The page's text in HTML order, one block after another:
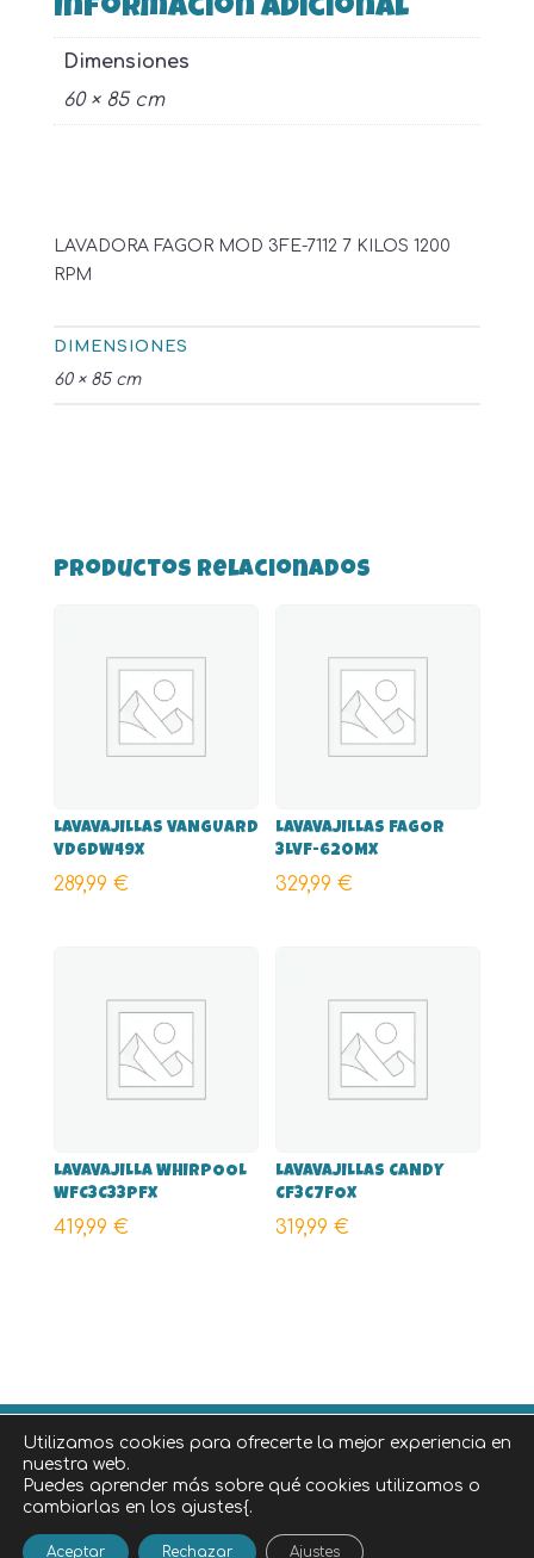
Información adicional
Dimensiones
60 × 85 cm
LAVADORA FAGOR MOD 3FE-7112 7 KILOS 1200
RPM
DIMENSIONES
60 × 85 cm
Productos relacionados
LAVAVAJILLAS VANGUARD
VD6DW49X
289,99 €
LAVAVAJILLAS FAGOR
3LVF-620MX
329,99€
LAVAVAJILLA WHIRPOOL
WFC3C33PFX
419,99 €
LAVAVAJILLAS CANDY
CF3C7FOX
319,99€
©2026 Diseñado por iNova Cloud , una empresa de
Grupo iNova.|Aviso legal| Política de privacidad|
Política de cookies|Política de devoluciones y
reembolsos
Utilizamos cookies para ofrecerte la mejor experiencia en
nuestra web.
Puedes aprender más sobre qué cookies utilizamos o
cambiarlas en los ajustes{.
Aceptar Rechazar Ajustes